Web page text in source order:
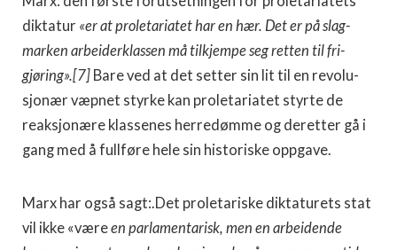
dik­tatur «er at proletariatet har en hær. Det er på slag­
marken arbeiderklassen må tilkjempe seg retten til fri­
gjøring».[7] Bare ved at det setter sin lit til en revolu­
sjonær væpnet styrke kan proletariatet styrte de
reak­sjonære klassenes herredømme og deretter gå i
gang med å fullføre hele sin historiske oppgave.
Marx har også sagt:.Det proletariske diktaturets stat
vil ikke «væreen parlamentarisk, men en arbeidende